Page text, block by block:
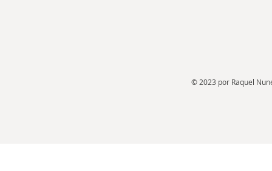
© 2023 por Raquel